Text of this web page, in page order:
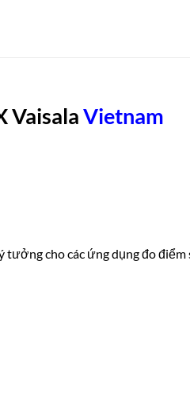
VaisalaVietnam
cho các ứng dụng đo